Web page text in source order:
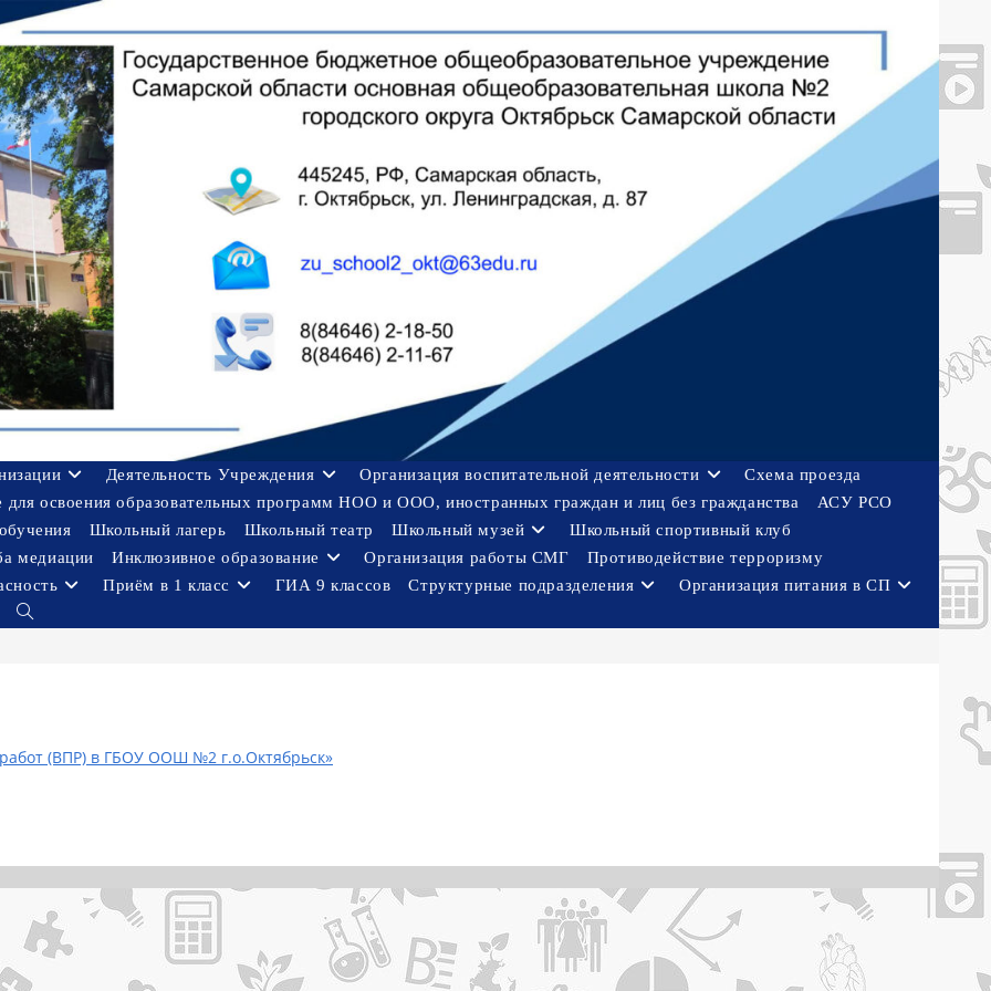
Деятельность Учреждения Организация воспитательной деятельности
Схема проезда
для освоения образовательных программ НОО и ООО, иностранных граждан и лиц без гражданства
АСУ РСО
Школьный лагерь Школьный театр Школьный музей
Школьный спортивный клуб
медиации Инклюзивное образование Организация работы СМГ
Противодействие терроризму
Приём в 1 класс ГИА 9 классов Структурные подразделения
Организация питания в СП
Переключить
(ВПР) в ГБОУ ООШ №2 г.о.Октябрьск»